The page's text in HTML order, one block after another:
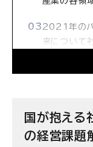
2021年のパ
来について
AIの時代だ
自分が成し
ティングを
国が抱える
の経営課題